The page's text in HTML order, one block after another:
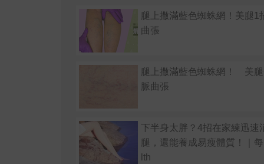
腿上撒滿藍色蜘蛛網！美腿1
曲張
腿上撒滿藍色蜘蛛網！ 美
脈曲張
下半身太胖？4招在家練迅速
腿，還能養成易瘦體質！｜
lth